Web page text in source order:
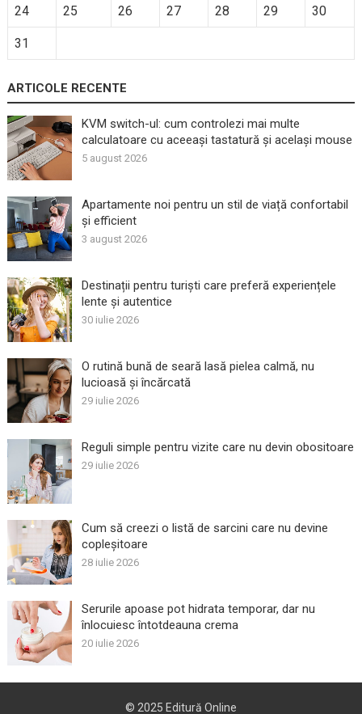
24 25 26 27 28 29 30
31
ARTICOLE RECENTE
KVM switch-ul: cum controlezi mai multe
calculatoare cu aceeași tastatură și același mouse
5 august 2026
Apartamente noi pentru un stil de viață confortabil
și efficient
3 august 2026
Destinații pentru turiști care preferă experiențele
lente și autentice
30 iulie 2026
O rutină bună de seară lasă pielea calmă, nu
lucioasă și încărcată
29 iulie 2026
Reguli simple pentru vizite care nu devin obositoare
29 iulie 2026
Cum să creezi o listă de sarcini care nu devine
copleșitoare
28 iulie 2026
Serurile apoase pot hidrata temporar, dar nu
înlocuiesc întotdeauna crema
20 iulie 2026
© 2025 Editură Online